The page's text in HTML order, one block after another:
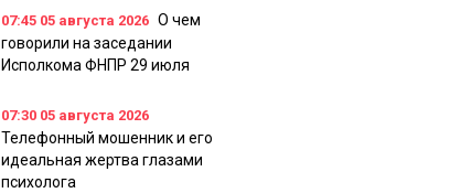
07:45 05 августа 2026 О чем
говорили на заседании
Исполкома ФНПР 29 июля
07:30 05 августа 2026
Телефонный мошенник и его
идеальная жертва глазами
психолога